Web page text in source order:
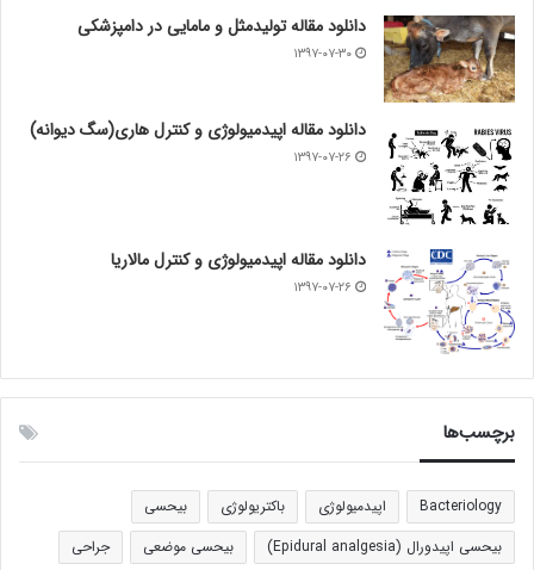
دانلود مقاله تولیدمثل و مامایی در دامپزشکی
۱۳۹۷-۰۷-۳۰
دانلود مقاله اپیدمیولوژی و کنترل هاری(سگ دیوانه)
۱۳۹۷-۰۷-۲۶
دانلود مقاله اپیدمیولوژی و کنترل مالاریا
۱۳۹۷-۰۷-۲۶
برچسب‌ها
Bacteriology اپیدمیولوژی باکتریولوژی
بیحسی
بیحسی اپیدورال (Epidural analgesia)
بیحسی موضعی
جراحی